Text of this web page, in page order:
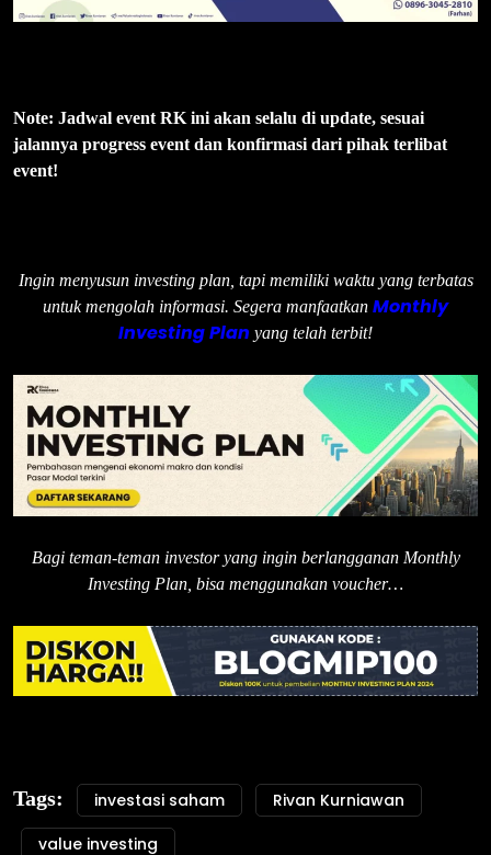
Note: Jadwal event RK ini akan selalu di update, sesuai
jalannya progress event dan konfirmasi dari pihak terlibat
event!
Ingin menyusun investing plan, tapi memiliki waktu yang terbatas
untuk mengolah informasi. Segera manfaatkan Monthly
Investing Plan yang telah terbit!
Bagi teman-teman investor yang ingin berlangganan Monthly
Investing Plan, bisa menggunakan voucher…
Tags: investasi saham
Rivan Kurniawan
value investing